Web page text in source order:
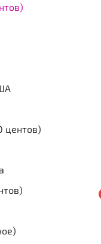
центов)